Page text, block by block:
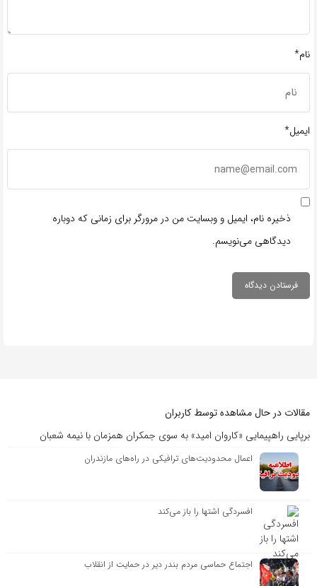
نام*
ایمیل*
ذخیره نام، ایمیل و وبسایت من در مرورگر برای زمانی که دوباره
دیدگاهی می‌نویسم.
مقالات در حال مشاهده توسط کاربران
برپایی راهپیمایی «کاروان امید» به سوی جمکران همزمان با نیمه شعبان
اعمال محدودیت‌های ترافیکی در راه‌های مازندران
افسردگی اشتها را باز می‌کند
اجتماع حماسی مردم بندر دیر در حمایت از انقلاب